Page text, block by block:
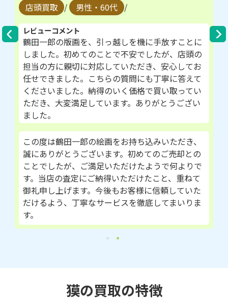
店頭買取 / 男性・60代 /
レビューコメント
鶴田一郎の版画を、引っ越しを機に手放すことに
しました。初めてのことで不安でしたが、店頭の
担当の方に親切に対応していただき、安心してお
任せできました。こちらの質問にも丁寧に答えて
くださいました。納得のいく価格で買い取ってい
ただき、大変満足しています。ありがとうござい
ました。
この度は鶴田一郎の絵画をお持ち込みいただき、
誠にありがとうございます。初めてのご売却との
ことでしたが、ご満足いただけたようで何よりで
す。当店の査定にご納得いただけたこと、重ねて
御礼申し上げます。今後もお客様に信頼していた
だけるよう、丁寧なサービスを徹底してまいりま
す。
獏の買取の特徴